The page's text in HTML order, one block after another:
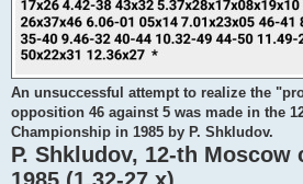
An unsuccessful attempt to realize the
opposition 46 against 5 was made in the
Championship in 1985 by P. Shkludov.
P. Shkludov, 12-th Moscow